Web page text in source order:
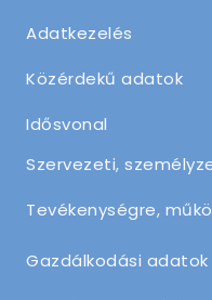
Adatkezelés
Közérdekű adatok
Idősvonal
Szervezeti,
Tevékenységre,
Gazdálkodási adatok